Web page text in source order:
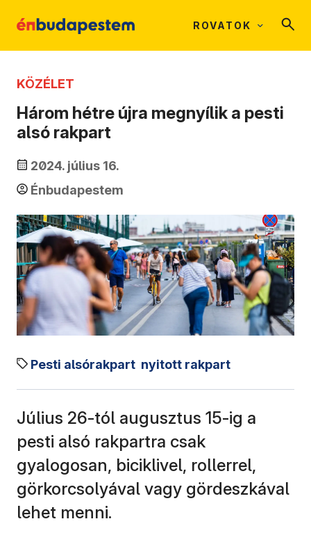
ROVATOK
KÖZÉLET
Három hétre újra megnyílik a pesti
alsó rakpart
2024. július 16.
Énbudapestem
Pesti alsórakpart nyitott rakpart
Július 26-tól augusztus 15-ig a
pesti alsó rakpartra csak
gyalogosan, biciklivel, rollerrel,
görkorcsolyával vagy gördeszkával
lehet menni.